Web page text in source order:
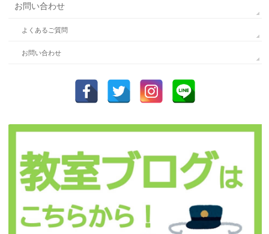
お問い合わせ
よくあるご質問
お問い合わせ